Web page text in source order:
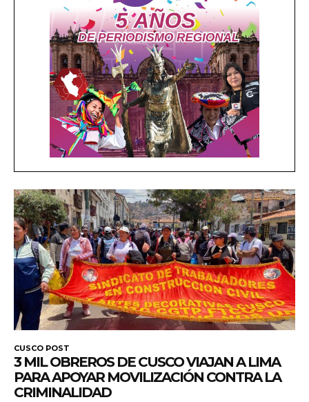
CUSCO POST
3 MIL OBREROS DE CUSCO VIAJAN A LIMA
PARA APOYAR MOVILIZACIÓN CONTRA LA
CRIMINALIDAD